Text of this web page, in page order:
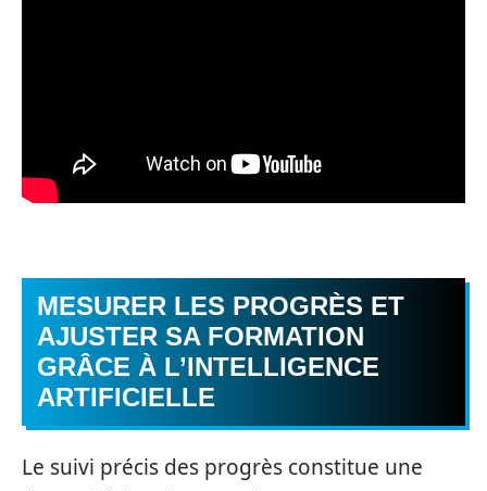
MESURER LES PROGRÈS ET
AJUSTER SA FORMATION
GRÂCE À L’INTELLIGENCE
ARTIFICIELLE
Le suivi précis des progrès constitue une